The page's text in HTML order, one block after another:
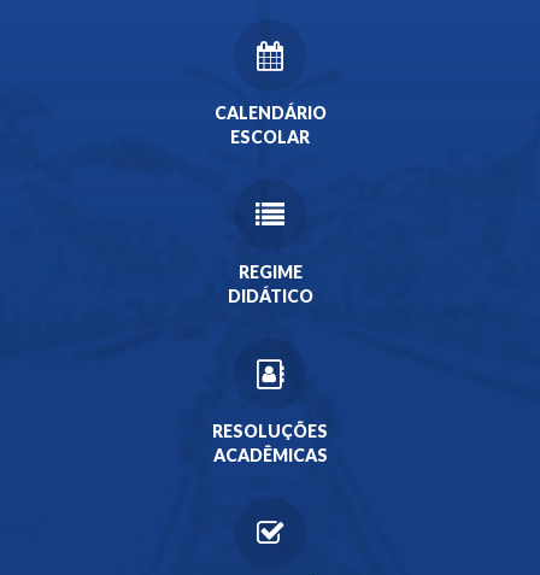
CALENDÁRIO
ESCOLAR
REGIME
DIDÁTICO
RESOLUÇÕES
ACADÊMICAS